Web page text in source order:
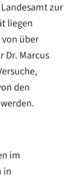
zur
liegen
über
Dr. Marcus
den
im
in